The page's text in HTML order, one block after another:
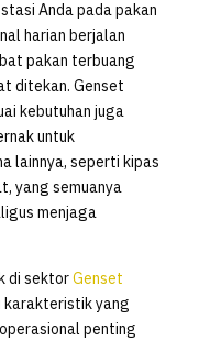
Anda pada pakan
harian berjalan
pakan terbuang
ditekan. Genset
kebutuhan juga
untuk
lainnya, seperti kipas
yang semuanya
menjaga
di sektorGenset
karakteristik yang
penting